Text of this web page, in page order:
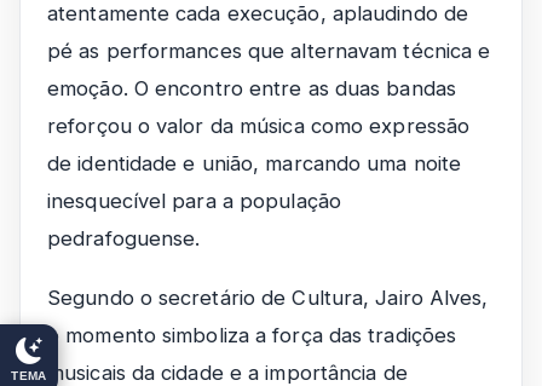
TEMA
atentamente cada execução, aplaudindo de
pé as performances que alternavam técnica e
emoção. O encontro entre as duas bandas
reforçou o valor da música como expressão
de identidade e união, marcando uma noite
inesquecível para a população
pedrafoguense.
Segundo o secretário de Cultura, Jairo Alves,
o momento simboliza a força das tradições
musicais da cidade e a importância de